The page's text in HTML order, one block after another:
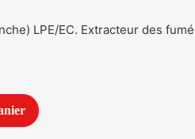
LPE/EC. Extracteur des